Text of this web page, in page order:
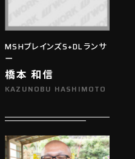
MSHブレインズS+DLランサ
ー
橋本 和信
KAZUNOBU HASHIMOTO